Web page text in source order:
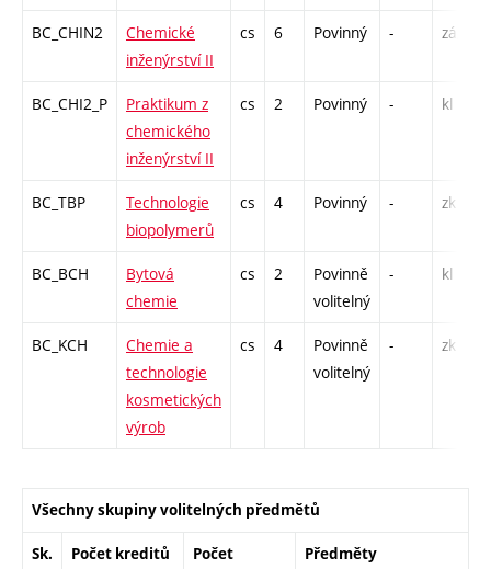
BC_CHIN2
Chemické
inženýrství II
cs 6 Povinný - zá,zk
BC_CHI2_P
Praktikum z
chemického
inženýrství II
cs 2 Povinný - kl
BC_TBP
Technologie
biopolymerů
cs 4 Povinný - zk
BC_BCH
Bytová
chemie
cs 2
Povinně
volitelný
- kl
BC_KCH
Chemie a
technologie
kosmetických
výrob
cs 4
Povinně
volitelný
- zk
Všechny skupiny volitelných předmětů
Sk. Počet kreditů
Počet
Předměty